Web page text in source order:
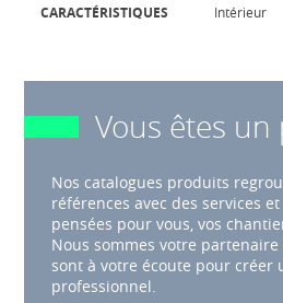
CARACTÉRISTIQUES Intérieur
Vous êtes un
Nos catalogues produits
références avec des services
pensées pour vous, vos
Nous sommes votre
sont à votre écoute pour créer
professionnel.